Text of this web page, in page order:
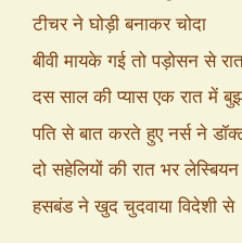
टीचर ने घोड़ी बनाकर चोदा
बीवी मायके गई तो पड़ोसन से
दस साल की प्यास एक रात में
पति से बात करते हुए नर्स ने
दो सहेलियों की रात भर
हसबंड ने खुद चुदवाया विदेशी से